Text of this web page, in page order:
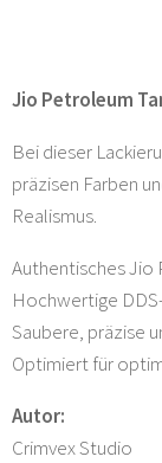
Jio Petroleum
Bei dieser
präzisen Farben
Realismus.
Authentisches Jio
Hochwertige
Saubere, präzise
Optimiert für
Autor:
Crimvex Studio